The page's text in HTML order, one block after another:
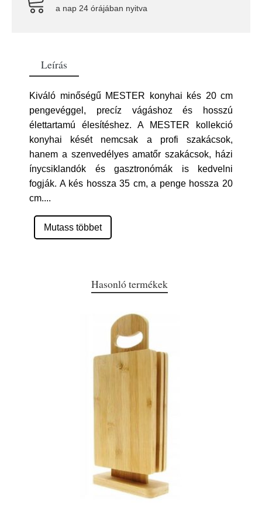
a nap 24 órájában nyitva
Leírás
Kiváló minőségű MESTER konyhai kés 20 cm
pengevéggel, precíz vágáshoz és hosszú
élettartamú élesítéshez. A MESTER kollekció
konyhai kését nemcsak a profi szakácsok,
hanem a szenvedélyes amatőr szakácsok, házi
ínycsiklandók és gasztronómák is kedvelni
fogják. A kés hossza 35 cm, a penge hossza 20
cm....
Mutass többet
Hasonló termékek